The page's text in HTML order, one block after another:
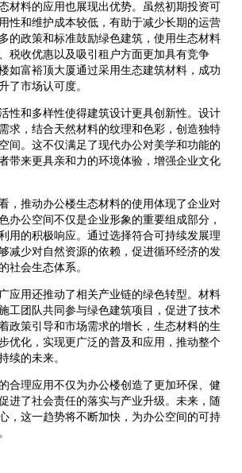
材料的应用也展现出优势。虽然初期投资可
性和维护成本较低，有助于减少长期的运营
的政策和标准鼓励绿色建筑，使用生态材料
税收优惠以及吸引租户方面更加具有竞争
如富裕顶大厦通过采用生态建筑材料，成功
了市场认可度。
性和多样性使得建筑设计更具创新性。设计
求，结合天然材料的纹理和色彩，创造独特
间。这不仅满足了现代办公对美学和功能的
带来更具亲和力的环境体验，增强企业文化
，推动办公楼生态材料的使用体现了企业对
办公空间不仅是企业形象的重要组成部分，
用的积极响应。通过选择符合可持续发展理
减少对自然资源的依赖，促进循环经济的发
社会生态体系。
应用还推动了相关产业链的绿色转型。材料
工团队共同参与绿色建筑项目，促进了技术
政策引导和市场需求的增长，生态材料的生
优化，实现更广泛的普及和应用，推动整个
续的未来。
合理应用不仅为办公楼创造了更加环保、健
进了社会责任的落实与产业升级。未来，随
，这一趋势将不断加快，为办公空间的可持